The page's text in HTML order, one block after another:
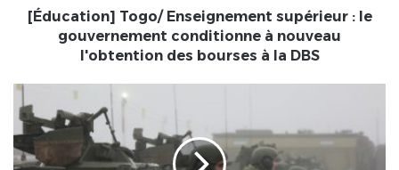
nouveau
l'obtention
à
la
DBS
[Éducation] Togo/ Enseignement supérieur : le
gouvernement conditionne à nouveau
l'obtention des bourses à la DBS
Guerre
russo-
ukrainienne
:
voici